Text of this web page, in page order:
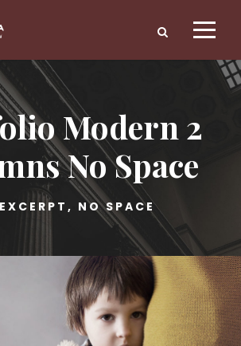
Modern 2
No Space
NO SPACE